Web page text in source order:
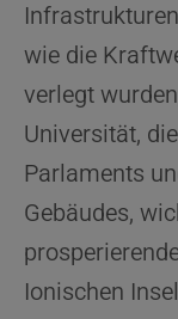
wie die
verlegt
Universität,
Parlaments
Gebäudes,
Ionischen